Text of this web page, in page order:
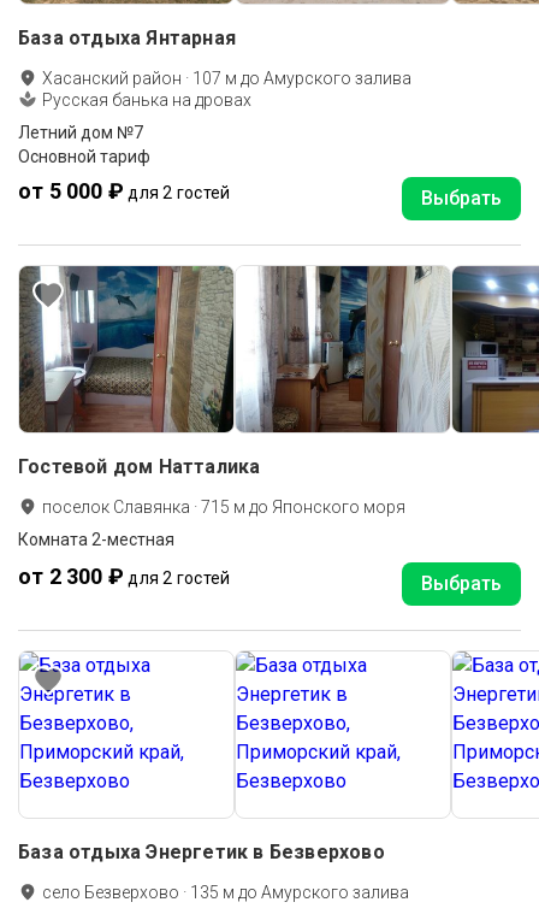
База отдыха Янтарная
Хасанский район · 107 м до Амурского залива
Русская банька на дровах
Летний дом №7
Основной тариф
от 5 000 ₽ для 2 гостей Выбрать
Гостевой дом Натталика
поселок Славянка ·715 м до Японского моря
Комната 2-местная
от 2 300 ₽ для 2 гостей Выбрать
База отдыха Энергетик в Безверхово
село Безверхово · 135 м до Амурского залива